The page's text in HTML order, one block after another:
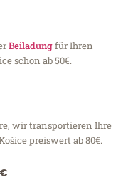
Beiladungfür Ihren
schon ab 50€.
wir transportieren Ihre
preiswert ab 80€.